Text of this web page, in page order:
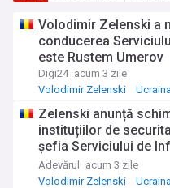
Volodimir Zelenski a
conducerea
este Rustem Umerov
Digi24 acum 3 zile
Volodimir Zelenski
Zelenski anunță
instituțiilor de
șefia Serviciului de
Klimenko va conduce
Securitate
Adevărul
acum 3 zile
Volodimir Zelenski